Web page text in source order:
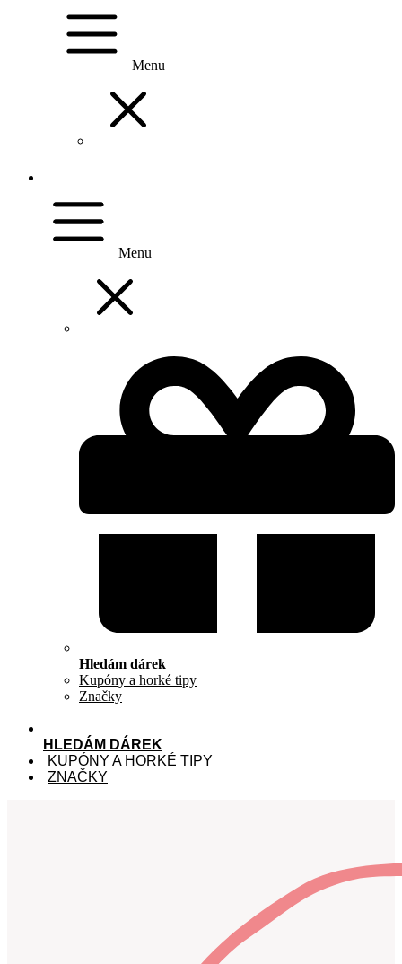
Menu
Menu
Hledám dárek
Kupóny a horké tipy
Značky
HLEDÁM DÁREK
KUPÓNY A HORKÉ TIPY
ZNAČKY